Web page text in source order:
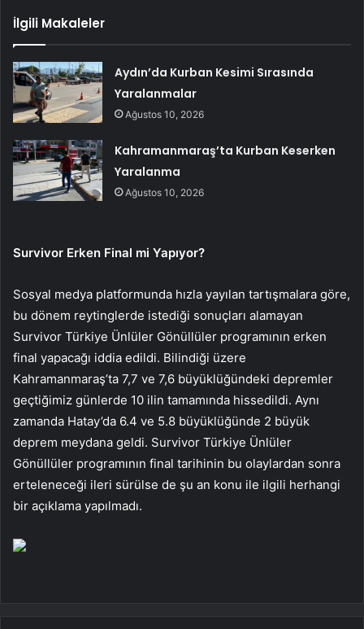
İlgili Makaleler
Aydın’da Kurban Kesimi Sırasında
Yaralanmalar
Ağustos 10, 2026
Kahramanmaraş’ta Kurban Keserken
Yaralanma
Ağustos 10, 2026
Survivor Erken Final mi Yapıyor?
Sosyal medya platformunda hızla yayılan tartışmalara göre,
bu dönem reytinglerde istediği sonuçları alamayan
Survivor Türkiye Ünlüler Gönüllüler programının erken
final yapacağı iddia edildi. Bilindiği üzere
Kahramanmaraş’ta 7,7 ve 7,6 büyüklüğündeki depremler
geçtiğimiz günlerde 10 ilin tamamında hissedildi. Aynı
zamanda Hatay’da 6.4 ve 5.8 büyüklüğünde 2 büyük
deprem meydana geldi. Survivor Türkiye Ünlüler
Gönüllüler programının final tarihinin bu olaylardan sonra
erteleneceği ileri sürülse de şu an konu ile ilgili herhangi
bir açıklama yapılmadı.